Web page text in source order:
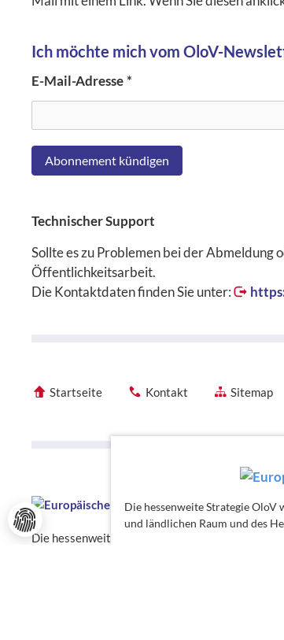
Die hessenweite Strategie
und ländlichen Raum und des
Ich möchte mich vom OloV-
E-Mail-Adresse*
Abonnement kündigen
Technischer Support
Sollte es zu Problemen bei der Abmeldung
Öffentlichkeitsarbeit.
Die Kontaktdaten finden Sie unter:
Startseite Kontakt Sitemap
Die hessenweite Strategie OloV wird gefördert